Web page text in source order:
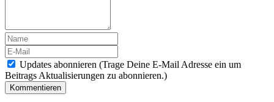
Updates abonnieren (Trage Deine E-Mail Adresse ein um
Beitrags Aktualisierungen zu abonnieren.)
Kommentieren